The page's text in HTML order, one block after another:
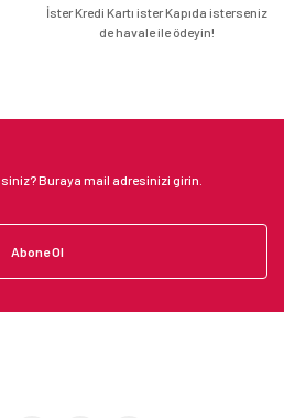
İster Kredi Kartı ister Kapıda isterseniz
de havale ile ödeyin!
Abone Ol